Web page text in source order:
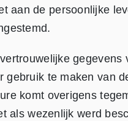
aan de persoonlijke
gegevens
te maken van
komt overigens
als wezenlijk werd